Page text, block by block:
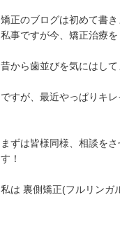
矯正のブログは初めて書
私事ですが今、矯正治療
昔から歯並びを気にはし
ですが、最近やっぱりキ
まずは皆様同様、相談を
す！
私は 裏側矯正(フルリンガ